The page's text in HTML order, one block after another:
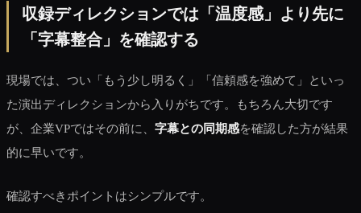
収録ディレクションでは「温度感」より先に
「字幕整合」を確認する
現場では、つい「もう少し明るく」「信頼感を強めて」といっ
た演出ディレクションから入りがちです。もちろん大切です
が、企業VPではその前に、 字幕との同期感を確認した方が結果
的に早いです。
確認すべきポイントはシンプルです。